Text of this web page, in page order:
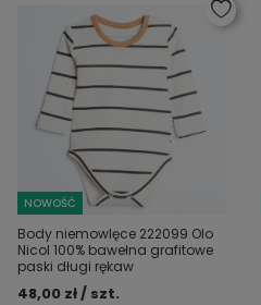
NOWOŚĆ
Body niemowlęce 222099 Olo
Nicol 100% bawełna grafitowe
paski długi rękaw
48,00 zł / szt.